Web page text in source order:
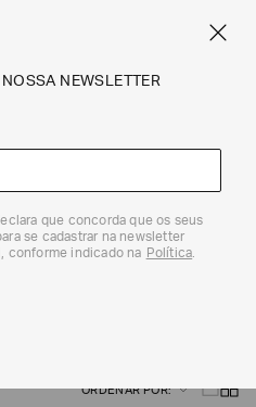
| ARMANI
ORDENAR POR
NEWSLETTER
que concorda que os seus
se cadastrar na newsletter
conforme indicado na Política.